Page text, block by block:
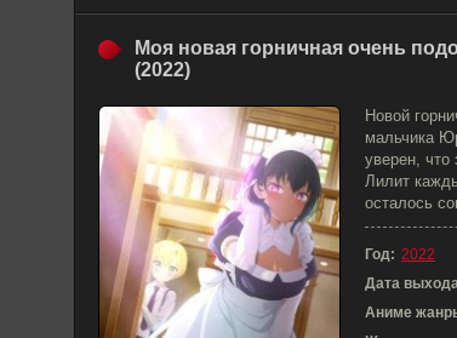
Моя новая горничная очень
(2022)
Новой
мальчика
уверен, что
Лилит
осталось
Год: 2022
Дата
Аниме